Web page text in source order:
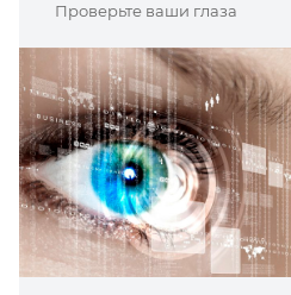
Проверьте ваши глаза